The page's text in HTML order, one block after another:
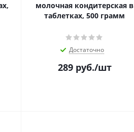
молочная кондитерская в
таблетках, 500 грамм
Достаточно
289руб./шт